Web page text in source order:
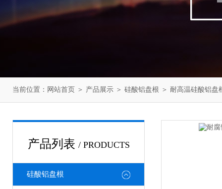
当前位置： 网站首页 ＞ 产品展示 ＞ 硅酸铝盘根 ＞ 耐高温硅酸铝盘
产品列表 / PRODUCTS
硅酸铝盘根